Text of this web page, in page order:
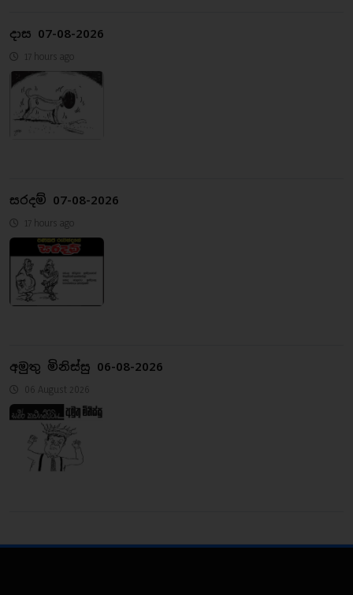
දාස 07-08-2026
17 hours ago
සරදම් 07-08-2026
17 hours ago
අමුතු මිනිස්සු 06-08-2026
06 August 2026